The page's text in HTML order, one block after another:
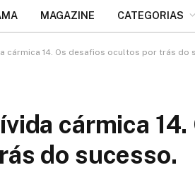
MAGAZINE CATEGORIAS
cármica 14. Os desafios ocultos por trás do
cármica 14.
do sucesso.